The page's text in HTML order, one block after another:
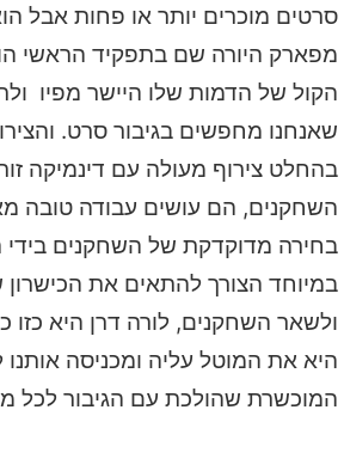
סרטים מוכרים יותר או פחות אבל
מפארק היורה שם בתפקיד הראשי
הקול של הדמות שלו היישר מפיו
שאנחנו מחפשים בגיבור סרט.
בהחלט צירוף מעולה עם דינמיקה
השחקנים, הם עושים עבודה טובה
בחירה מדוקדקת של השחקנים
במיוחד הצורך להתאים את
ולשאר השחקנים, לורה דרן היא כזו
היא את המוטל עליה ומכניסה אותנו
המוכשרת שהולכת עם הגיבור לכל